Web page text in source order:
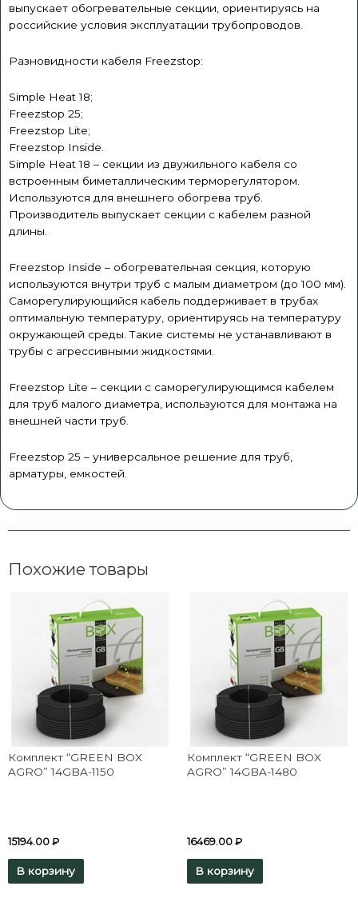
выпускает обогревательные секции, ориентируясь на
российские условия эксплуатации трубопроводов.
Разновидности кабеля Freezstop:
Simple Heat 18;
Freezstop 25;
Freezstop Lite;
Freezstop Inside.
Simple Heat 18 – секции из двужильного кабеля со
встроенным биметаллическим терморегулятором.
Используются для внешнего обогрева труб.
Производитель выпускает секции с кабелем разной
длины.
Freezstop Inside – обогревательная секция, которую
используются внутри труб с малым диаметром (до 100 мм).
Саморегулирующийся кабель поддерживает в трубах
оптимальную температуру, ориентируясь на температуру
окружающей среды. Такие системы не устанавливают в
трубы с агрессивными жидкостями.
Freezstop Lite – секции с саморегулирующимся кабелем
для труб малого диаметра, используются для монтажа на
внешней части труб.
Freezstop 25 – универсальное решение для труб,
арматуры, емкостей.
Похожие товары
Комплект “GREEN BOX
AGRO” 14GBA-1150
15194.00 ₽
В корзину
Комплект “GREEN BOX
AGRO” 14GBA-1480
16469.00 ₽
В корзину